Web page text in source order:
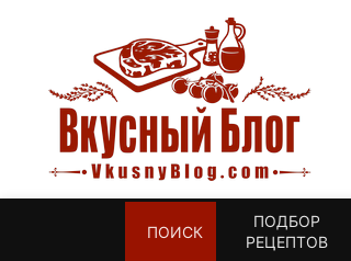
ПОИСК
ПОДБОР
РЕЦЕПТОВ